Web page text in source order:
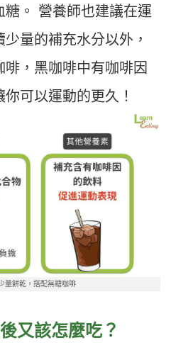
。 營養師也建議在運
量的補充水分以外，
，黑咖啡中有咖啡因
可以運動的更久！
量餅乾，搭配無糖咖啡
又該怎麼吃？